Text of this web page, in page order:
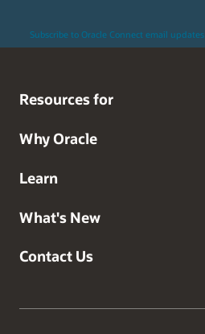
Subscribe to Oracle Connect email updates
Resources for
Why Oracle
Learn
What's New
Contact Us